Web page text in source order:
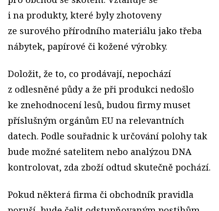
i na produkty, které byly zhotoveny
ze surového přírodního materiálu jako třeba
nábytek, papírové či kožené výrobky.
Doložit, že to, co prodávají, nepochází
z odlesněné půdy a že při produkci nedošlo
ke znehodnocení lesů, budou firmy muset
příslušným orgánům EU na relevantních
datech. Podle souřadnic k určování polohy tak
bude možné satelitem nebo analýzou DNA
kontrolovat, zda zboží odtud skutečně pochází.
Pokud některá firma či obchodník pravidla